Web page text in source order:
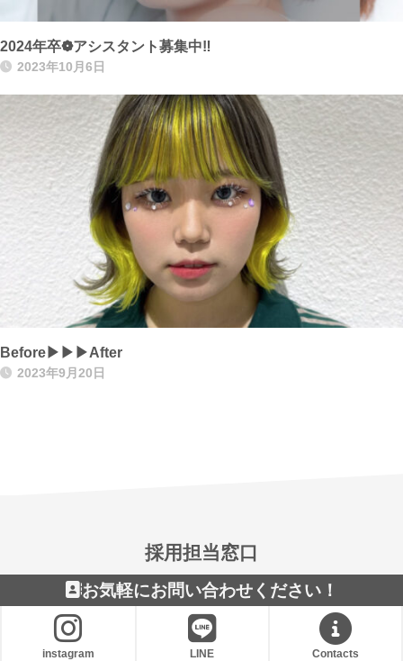
2024年卒❁アシスタント募集中‼
2023年10月6日
Before▶▶▶After
2023年9月20日
採用担当窓口
お気軽にお問い合わせください！
instagram LINE Contacts